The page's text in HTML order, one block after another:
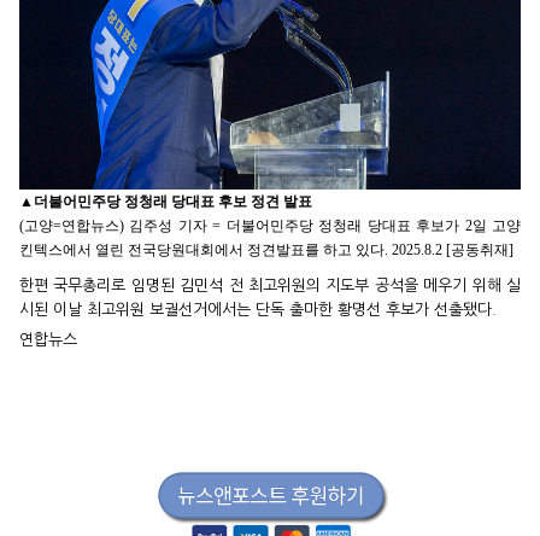
▲ 더불어민주당 정청래 당대표 후보 정견 발표
(고양=연합뉴스) 김주성 기자 = 더불어민주당 정청래 당대표 후보가 2일 고양
킨텍스에서 열린 전국당원대회에서 정견발표를 하고 있다. 2025.8.2 [공동취재]
한편 국무총리로 임명된 김민석 전 최고위원의 지도부 공석을 메우기 위해 실
시된 이날 최고위원 보궐선거에서는 단독 출마한 황명선 후보가 선출됐다.
연합뉴스